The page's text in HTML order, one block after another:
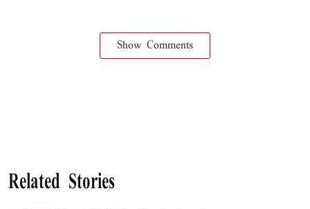
Show Comments
Related Stories